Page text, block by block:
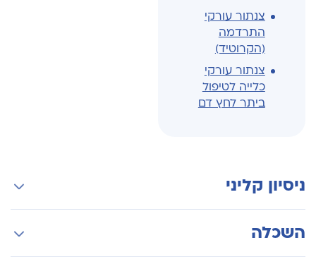
צנתור עורקי
התרדמה
(הקרוטיד)
צנתור עורקי
כלייה לטיפול
ביתר לחץ דם
ניסיון קליני
השכלה